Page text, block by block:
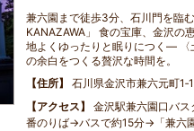
兼六園まで徒歩3分、石川門を臨
KANAZAWA」 食の宝庫、金沢の
地よくゆったりと眠りにつく― 〈
の余白をつくる贅沢な時間を。
住所
石川県金沢市兼六元町1‐1
アクセス
金沢駅兼六園口バ
番のりば→バスで約15分→「兼六